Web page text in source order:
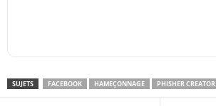
SUJETS FACEBOOK HAMEÇONNAGE PHISHER CREATOR